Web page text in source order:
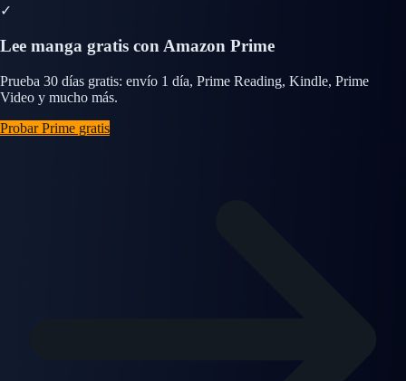
✓
Lee manga gratis con Amazon Prime
Prueba 30 días gratis: envío 1 día, Prime Reading, Kindle, Prime
Video y mucho más.
Probar Prime gratis